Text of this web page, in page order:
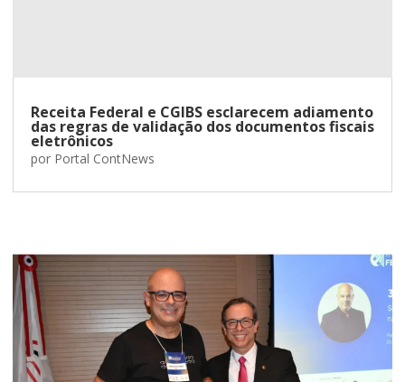
Receita Federal e CGIBS esclarecem adiamento
das regras de validação dos documentos fiscais
eletrônicos
por Portal ContNews